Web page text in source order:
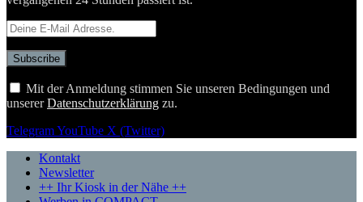
Mit der Anmeldung stimmen Sie unseren Bedingungen und
unsererDatenschutzerklärung zu.
TelegramYouTube X (Twitter)
Kontakt
Newsletter
++ Ihr Kiosk in der Nähe ++